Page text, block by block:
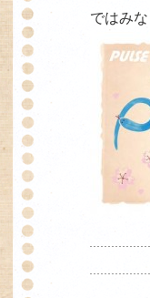
ではみ